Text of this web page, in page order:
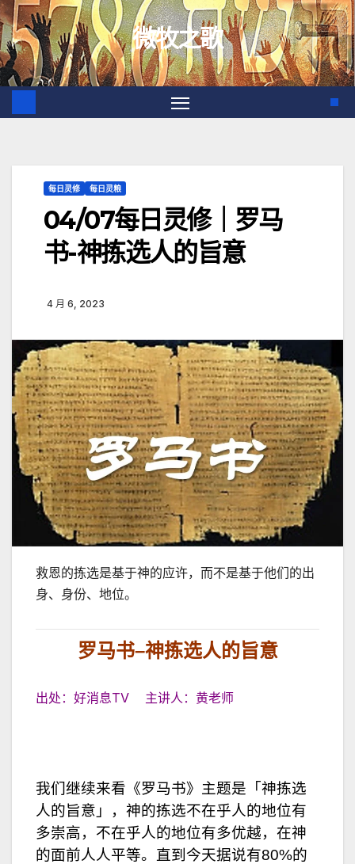
跳
至
内
容
微牧之歌
每日灵修 每日灵粮
04/07每日灵修｜罗马
书-神拣选人的旨意
4 月 6, 2023
救恩的拣选是基于神的应许，而不是基于他们的出
身、身份、地位。
罗马书–神拣选人的旨意
出处：好消息TV 主讲人：黄老师
我们继续来看《罗马书》主题是「神拣选
人的旨意」，神的拣选不在乎人的地位有
多崇高，不在乎人的地位有多优越，在神
的面前人人平等。直到今天据说有80%的